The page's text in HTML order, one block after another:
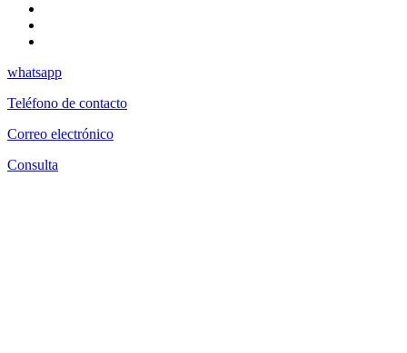
whatsapp
Teléfono de contacto
Correo electrónico
Consulta